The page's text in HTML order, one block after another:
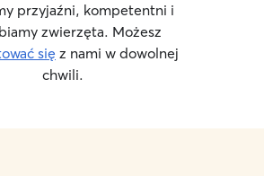
przyjaźni, kompetentni i
zwierzęta. Możesz
się z nami w dowolnej
chwili.